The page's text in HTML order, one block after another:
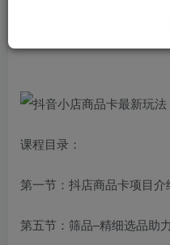
课程目录：
第一节：抖店商品卡项目介
第五节：筛品–精细选品助